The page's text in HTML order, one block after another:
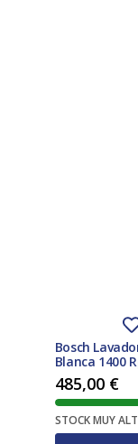
Bosch
Blanca 1400
485,00 €
STOCK MUY